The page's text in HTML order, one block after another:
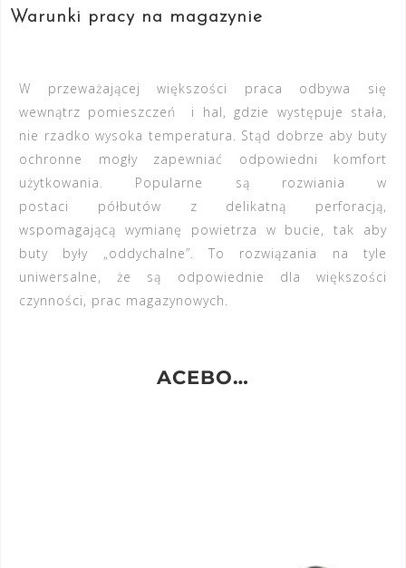
Warunki pracy na magazynie
W przeważającej większości praca odbywa się
wewnątrz pomieszczeń i hal, gdzie występuje stała,
nie rzadko wysoka temperatura. Stąd dobrze aby buty
ochronne mogły zapewniać odpowiedni komfort
użytkowania. Popularne są rozwiania w
postaci półbutów z delikatną perforacją,
wspomagającą wymianę powietrza w bucie, tak aby
buty były „oddychalne”. To rozwiązania na tyle
uniwersalne, że są odpowiednie dla większości
czynności, prac magazynowych.
ACEBO…